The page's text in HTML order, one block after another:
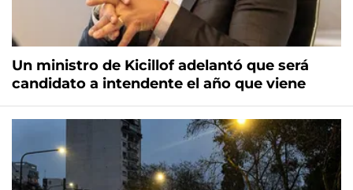
Un ministro de Kicillof adelantó que será
candidato a intendente el año que viene